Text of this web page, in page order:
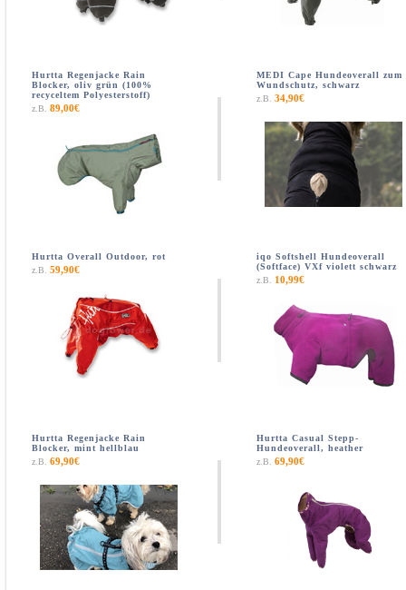
Hurtta Regenjacke Rain
Blocker, oliv grün (100%
recyceltem Polyesterstoff)
z.B. 89,00€
MEDI Cape Hundeoverall zum
Wundschutz, schwarz
z.B. 34,90€
Hurtta Overall Outdoor, rot
z.B. 59,90€
iqo Softshell Hundeoverall
(Softface) VXf violett schwarz
z.B.
10,99€
Hurtta Regenjacke Rain
Blocker, mint hellblau
z.B. 69,90€
Hurtta Casual Stepp-
Hundeoverall, heather
z.B. 69,90€